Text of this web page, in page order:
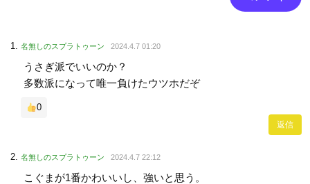
名無しのスプラトゥーン 2024.4.7 01:20
うさぎ派でいいのか？
多数派になって唯一負けたウツホだぞ
0
返信
名無しのスプラトゥーン 2024.4.7 22:12
こぐまが1番かわいいし、強いと思う。